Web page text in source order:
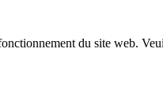
du site web.